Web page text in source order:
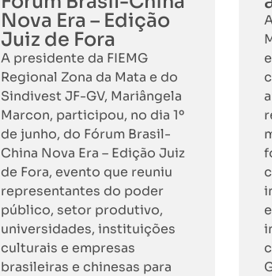
Nova Era – Edição
Juiz de Fora
A presidente da FIEMG
Regional Zona da Mata e do
Sindivest JF-GV, Mariângela
Marcon, participou, no dia 1º
de junho, do Fórum Brasil-
China Nova Era – Edição Juiz
de Fora, evento que reuniu
representantes do poder
público, setor produtivo,
universidades, instituições
culturais e empresas
brasileiras e chinesas para